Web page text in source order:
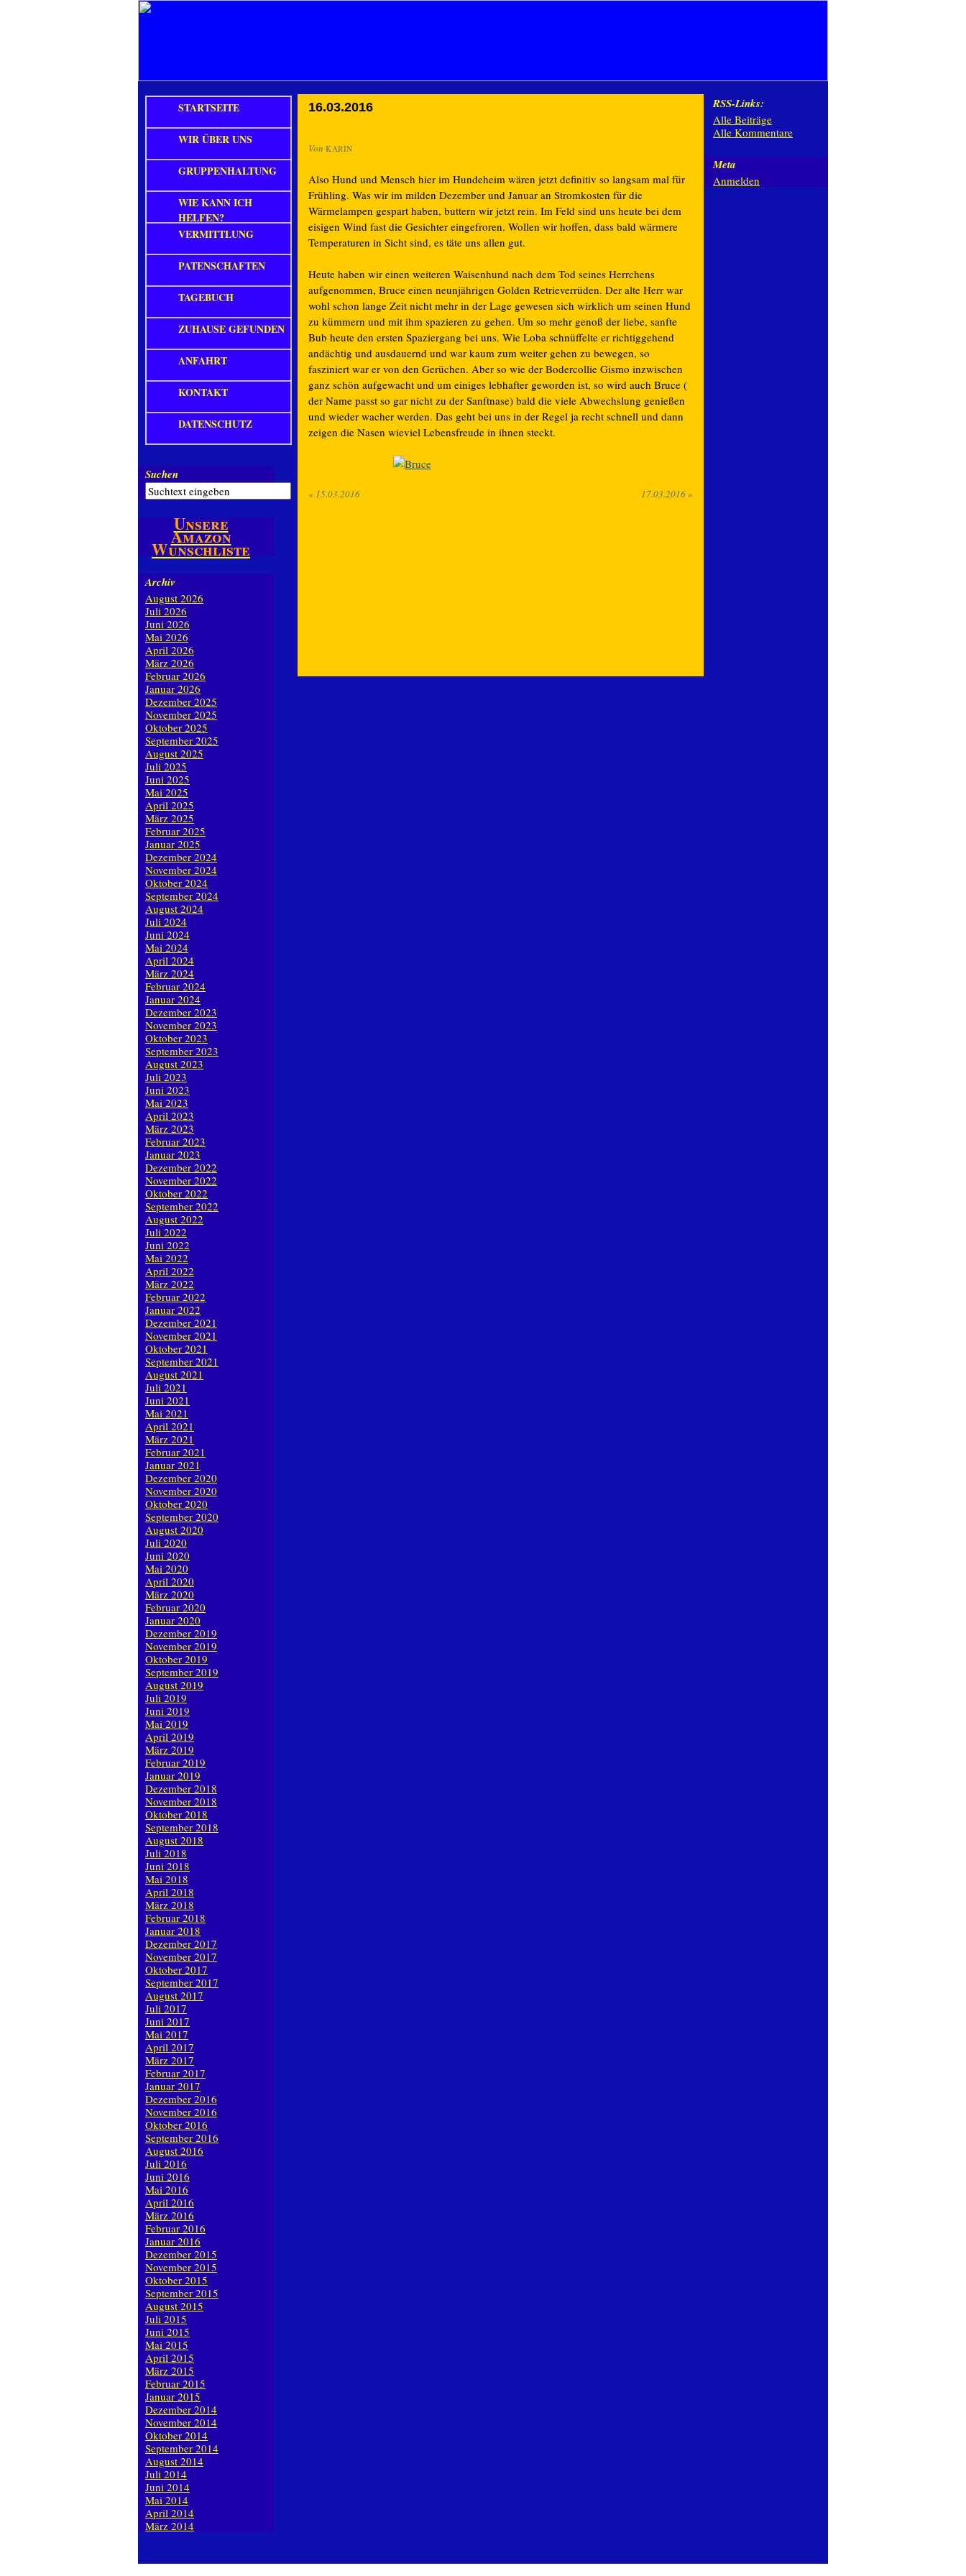
16.03.2016
Von KARIN
Also Hund und Mensch hier im Hundeheim wären jetzt definitiv so langsam mal für
Frühling. Was wir im milden Dezember und Januar an Stromkosten für die
Wärmelampen gespart haben, buttern wir jetzt rein. Im Feld sind uns heute bei dem
eisigen Wind fast die Gesichter eingefroren. Wollen wir hoffen, dass bald wärmere
Temperaturen in Sicht sind, es täte uns allen gut.
Heute haben wir einen weiteren Waisenhund nach dem Tod seines Herrchens
aufgenommen, Bruce einen neunjährigen Golden Retrieverrüden. Der alte Herr war
wohl schon lange Zeit nicht mehr in der Lage gewesen sich wirklich um seinen Hund
zu kümmern und mit ihm spazieren zu gehen. Um so mehr genoß der liebe, sanfte
Bub heute den ersten Spaziergang bei uns. Wie Loba schnüffelte er richtiggehend
andächtig und ausdauernd und war kaum zum weiter gehen zu bewegen, so
fasziniert war er von den Gerüchen. Aber so wie der Bodercollie Gismo inzwischen
ganz schön aufgewacht und um einiges lebhafter geworden ist, so wird auch Bruce (
der Name passt so gar nicht zu der Sanftnase) bald die viele Abwechslung genießen
und wieder wacher werden. Das geht bei uns in der Regel ja recht schnell und dann
zeigen die Nasen wieviel Lebensfreude in ihnen steckt.
« 15.03.2016 17.03.2016»
STARTSEITE
WIR ÜBER UNS
GRUPPENHALTUNG
WIE KANN ICH
HELFEN?
VERMITTLUNG
PATENSCHAFTEN
TAGEBUCH
ZUHAUSE GEFUNDEN
ANFAHRT
KONTAKT
DATENSCHUTZ
Suchen
Unsere
Amazon
Wunschliste
Archiv
August 2026
Juli 2026
Juni 2026
Mai 2026
April 2026
März 2026
Februar 2026
Januar 2026
Dezember 2025
November 2025
Oktober 2025
September 2025
August 2025
Juli 2025
Juni 2025
Mai 2025
April 2025
März 2025
Februar 2025
Januar 2025
Dezember 2024
November 2024
Oktober 2024
September 2024
August 2024
Juli 2024
Juni 2024
Mai 2024
April 2024
März 2024
Februar 2024
Januar 2024
Dezember 2023
November 2023
Oktober 2023
September 2023
August 2023
Juli 2023
Juni 2023
Mai 2023
April 2023
März 2023
Februar 2023
Januar 2023
Dezember 2022
November 2022
Oktober 2022
September 2022
August 2022
Juli 2022
Juni 2022
Mai 2022
April 2022
März 2022
Februar 2022
Januar 2022
Dezember 2021
November 2021
Oktober 2021
September 2021
August 2021
Juli 2021
Juni 2021
Mai 2021
April 2021
März 2021
Februar 2021
Januar 2021
Dezember 2020
November 2020
Oktober 2020
September 2020
August 2020
Juli 2020
Juni 2020
Mai 2020
April 2020
März 2020
Februar 2020
Januar 2020
Dezember 2019
November 2019
Oktober 2019
September 2019
August 2019
Juli 2019
Juni 2019
Mai 2019
April 2019
März 2019
Februar 2019
Januar 2019
Dezember 2018
November 2018
Oktober 2018
September 2018
August 2018
Juli 2018
Juni 2018
Mai 2018
April 2018
März 2018
Februar 2018
Januar 2018
Dezember 2017
November 2017
Oktober 2017
September 2017
August 2017
Juli 2017
Juni 2017
Mai 2017
April 2017
März 2017
Februar 2017
Januar 2017
Dezember 2016
November 2016
Oktober 2016
September 2016
August 2016
Juli 2016
Juni 2016
Mai 2016
April 2016
März 2016
Februar 2016
Januar 2016
Dezember 2015
November 2015
Oktober 2015
September 2015
August 2015
Juli 2015
Juni 2015
Mai 2015
April 2015
März 2015
Februar 2015
Januar 2015
Dezember 2014
November 2014
Oktober 2014
September 2014
August 2014
Juli 2014
Juni 2014
Mai 2014
April 2014
März 2014
RSS-Links:
Alle Beiträge
Alle Kommentare
Meta
Anmelden